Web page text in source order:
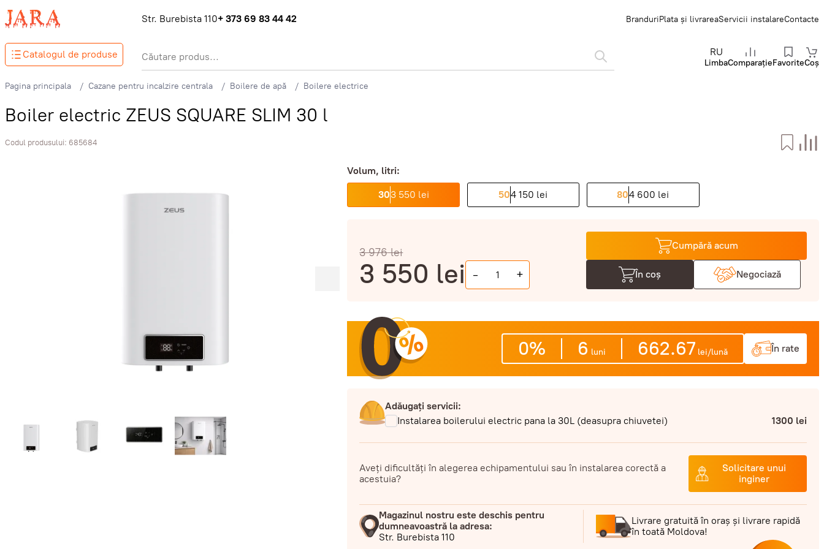
Str. Burebista 110+ 373 69 83 44 42 BranduriPlata și livrareaServicii instalareContacte
Catalogul de produse RU
LimbaComparațieFavoriteCoș
Pagina principala Cazane pentru incalzire centrala Boilere de apă Boilere electrice
Boiler electric ZEUS SQUARE SLIM 30 l
Codul produsului: 685684
Volum, litri:
303 550 lei 504 150 lei 804 600 lei
3 976lei
3 550 lei - +
Cumpără acum
În coș Negociază
0% 6 luni 662.67 lei/lună În rate
Adăugați servicii:
Instalarea boilerului electric pana la 30L (deasupra chiuvetei)
1300 lei
Aveți dificultăți în alegerea echipamentului sau în instalarea corectă a
acestuia?
Solicitare unui
inginer
Magazinul nostru este deschis pentru
dumneavoastră la adresa:
Str. Burebista 110
Livrare gratuită în oraș și livrare rapidă
în toată Moldova!